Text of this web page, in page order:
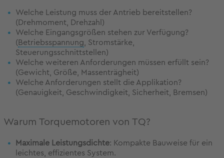
Welche Leistung muss der Antrieb bereitstellen?
(Drehmoment, Drehzahl)
Welche Eingangsgrößen stehen zur Verfügung?
(Betriebsspannung
Stromstärke,
Steuerungsschnittstellen)
Welche weiteren Anforderungen müssen erfüllt sein?
(Gewicht, Größe,
Massenträgheit)
Welche Anforderungen stellt die Applikation?
(Genauigkeit,
Geschwindigkeit, Sicherheit, Bremsen)
Warum Torquemotoren von TQ?
Maximale Leistungsdichte: Kompakte Bauweise für ein
leichtes, effizientes System.